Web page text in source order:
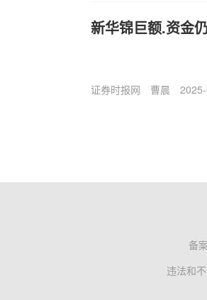
新华锦巨额.资金
证券时报网 曹晨
备
违法和